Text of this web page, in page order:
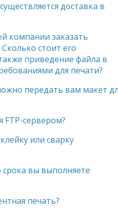
доставка в
компании заказать
стоит его
приведение файла в
для печати?
передать вам макет
FTP-сервером?
или сварку
срока вы выполняете
печать?